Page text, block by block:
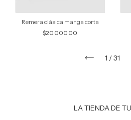
Remera clásica manga corta
$20.000,00
1 /31
LA TIENDA DE